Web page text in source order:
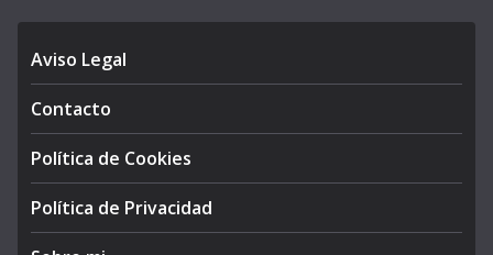
Aviso Legal
Contacto
Política de Cookies
Política de Privacidad